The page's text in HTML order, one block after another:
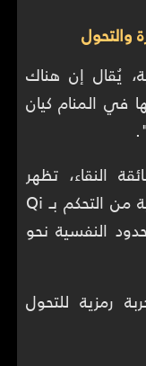
والتحول
يُقال إن هناك
في المنام كيان
النقاء، تظهر
لأولئك الذين وصلوا إلى درجة عالية من التحكم بـ Qi
النفسية نحو
رمزية للتحول